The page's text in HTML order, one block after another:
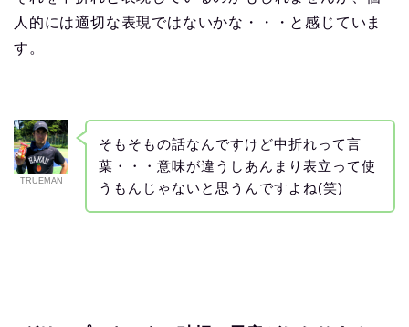
人的には適切な表現ではないかな・・・と感じていま
す。
TRUEMAN
そもそもの話なんですけど中折れって言
葉・・・意味が違うしあんまり表立って使
うもんじゃないと思うんですよね(笑)